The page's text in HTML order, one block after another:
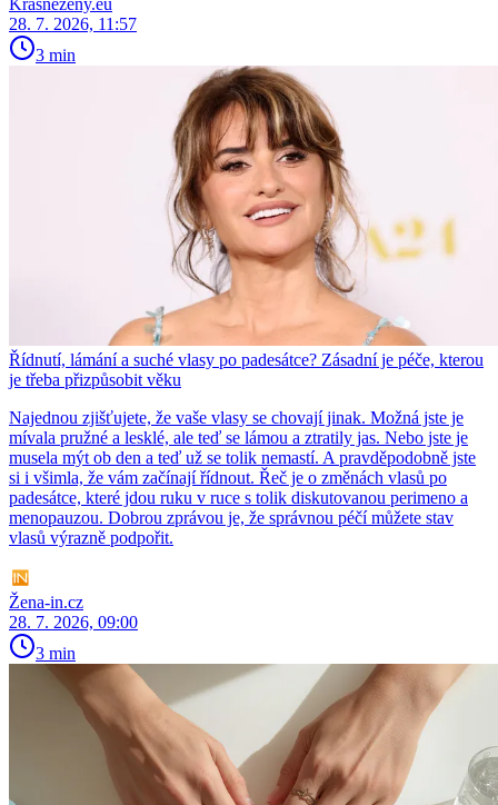
28. 7. 2026, 11:57
3 min
Řídnutí, lámání a suché vlasy po padesátce? Zásadní je péče, kterou
je třeba přizpůsobit věku
Najednou zjišťujete, že vaše vlasy se chovají jinak. Možná jste je
mívala pružné a lesklé, ale teď se lámou a ztratily jas. Nebo jste je
musela mýt ob den a teď už se tolik nemastí. A pravděpodobně jste
si i všimla, že vám začínají řídnout. Řeč je o změnách vlasů po
padesátce, které jdou ruku v ruce s tolik diskutovanou perimeno a
menopauzou. Dobrou zprávou je, že správnou péčí můžete stav
vlasů výrazně podpořit.
Žena-in.cz
28. 7. 2026, 09:00
3 min